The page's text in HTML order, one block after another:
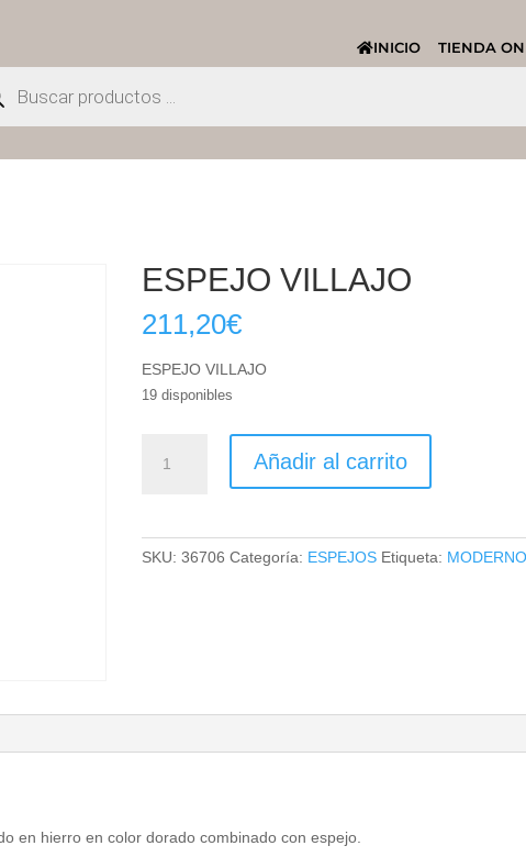
INICIO
TIENDA
ESPEJO VILLAJO
211,20€
ESPEJO VILLAJO
19 disponibles
VILLAJO
Añadir al carrito
SKU:36706 Categoría: ESPEJOS Etiqueta:
en hierro en color dorado combinado con espejo.